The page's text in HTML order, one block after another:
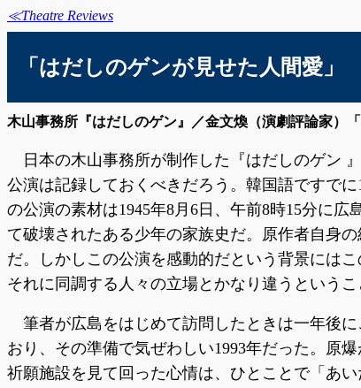
≪Theatre Reviews
「はだしのゲンが見せた人間愛」
木山事務所『はだしのゲン』／金文煥（演劇評論家）「
日本の木山事務所が制作した『はだしのゲン
公演は記録しておくべきだろう。韓国語ですで
の公演の素材は1945年8月6日、午前8時15分に
て破壊されたある少年の家族史だ。原作者自身
だ。しかしこの公演を感動的だという背景には
それに同調する人々の立場とかなり違うというこ
筆者が広島をはじめて訪問したときは一年後
おり、その準備で気ぜわしい1993年だった。原
祈願施設を見て回った心情は、ひとことで「あ